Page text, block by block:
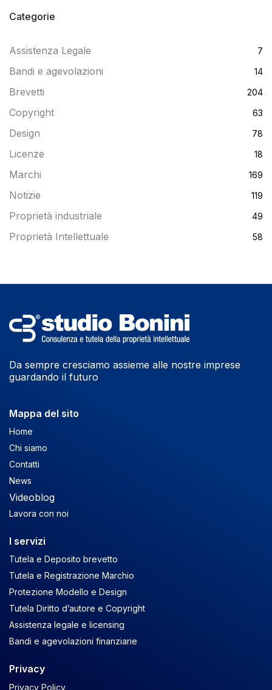
Categorie
Assistenza Legale 7
Bandi e agevolazioni 14
Brevetti 204
Copyright 63
Design 78
Licenze 18
Marchi 169
Notizie 119
Proprietà industriale 49
Proprietà Intellettuale 58
Da sempre cresciamo assieme alle nostre imprese
guardando il futuro
Mappa del sito
Home
Chi siamo
Contatti
News
Videoblog
Lavora con noi
I servizi
Tutela e Deposito brevetto
Tutela e Registrazione Marchio
Protezione Modello e Design
Tutela Diritto d’autore e Copyright
Assistenza legale e licensing
Bandi e agevolazioni finanziarie
Privacy
Privacy Policy